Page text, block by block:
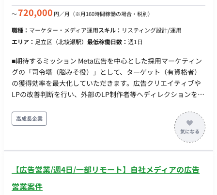
ことができます。また、急成長中の企業で働くことができるチ
ャンスです。 ■働き方について リモート稼働が可能ですが、 ク
ライアントとのやりとりが多いため、日中のミーティング実
施、即レスなど柔軟な働き方が求められます。 月100時間前後
〜720,000 円／月 （※月160時間稼働の場合・税別）
職種： マーケター・メディア運用スキル： リスティング設計/運用
エリア： 足立区（北綾瀬駅） 最低稼働日数： 週1日
■期待するミッション Meta広告を中心とした採用マーケティン
グの「司令塔（脳みそ役）」として、ターゲット（有資格者）
の獲得効率を最大化していただきます。広告クリエイティブや
LPの改善判断を行い、外部のLP制作者等へディレクションを行
工程 【要件定義・設計・テスト・保守運用】 ・Meta広告マネ
ージャーを用いた、保育士・児童指導員に特化した詳細なセグ
メント・ターゲティング設計 ・広告運用全体の戦略立案および
数値改善に向けたレポーティング・分析 ・広告クリエイティ
指示・ディレクション ・週次ミーティング（1回あたり1〜2時
間程度想定）における戦略の擦り合わせ・進捗報告 ■チーム体
高成長企業
【広告営業/週4日/一部リモート】自社メディアの広告
営業案件